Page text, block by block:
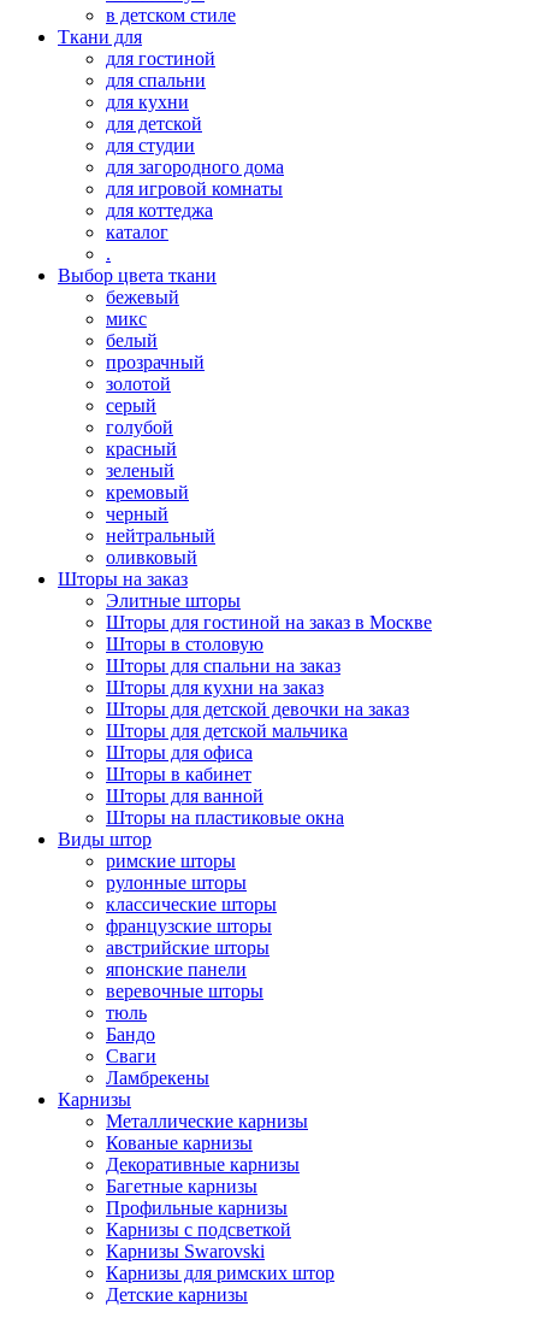
в детском стиле
Ткани для
для гостиной
для спальни
для кухни
для детской
для студии
для загородного дома
для игровой комнаты
для коттеджа
каталог
.
Выбор цвета ткани
бежевый
микс
белый
прозрачный
золотой
серый
голубой
красный
зеленый
кремовый
черный
нейтральный
оливковый
Шторы на заказ
Элитные шторы
Шторы для гостиной на заказ в Москве
Шторы в столовую
Шторы для спальни на заказ
Шторы для кухни на заказ
Шторы для детской девочки на заказ
Шторы для детской мальчика
Шторы для офиса
Шторы в кабинет
Шторы для ванной
Шторы на пластиковые окна
Виды штор
римские шторы
рулонные шторы
классические шторы
французские шторы
австрийские шторы
японские панели
веревочные шторы
тюль
Бандо
Сваги
Ламбрекены
Карнизы
Металлические карнизы
Кованые карнизы
Декоративные карнизы
Багетные карнизы
Профильные карнизы
Карнизы с подсветкой
Карнизы Swarovski
Карнизы для римских штор
Детские карнизы